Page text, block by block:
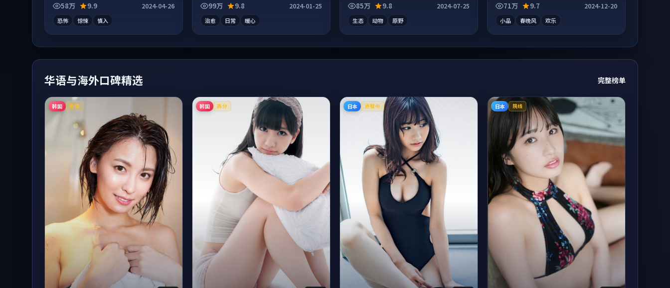
58万 9.9 2024-04-26
恐怖 惊悚 慎入
99万 9.8 2024-01-25
治愈 日常 暖心
85万
9.8 2024-07-25
生态 动物 原野
71万
9.7 2024-12-20
小品 春晚风 欢乐
华语与海外口碑精选 完整榜单
韩国 热播 韩国 高分 日本 连载中 日本 院线